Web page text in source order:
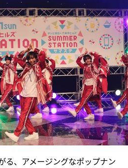
る、アメージングなポップナン